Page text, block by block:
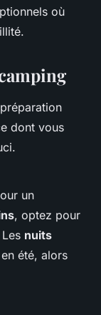
où
dont vous
un
, optez pour
nuits
été, alors